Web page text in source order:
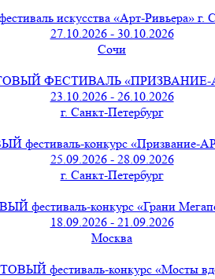
искусства «Арт-Ривьера» г.
27.10.2026 - 30.10.2026
Сочи
ФЕСТИВАЛЬ «ПРИЗВАНИЕ-
23.10.2026 - 26.10.2026
г. Санкт-Петербург
конкурс «Призвание-
25.09.2026 - 28.09.2026
г. Санкт-Петербург
фестиваль-конкурс «Грани
18.09.2026 - 21.09.2026
Москва
фестиваль-конкурс «Мосты